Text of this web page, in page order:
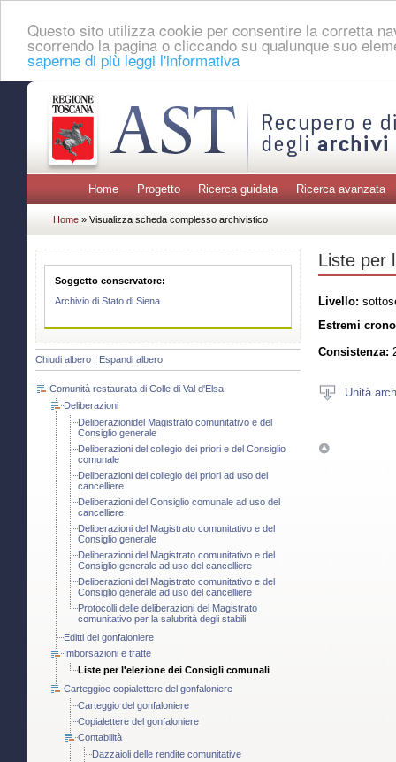
Questo sito utilizza cookie per consentire la corretta
scorrendo la pagina o cliccando su qualunque suo
saperne di più leggi l'informativa
Home Progetto Ricerca guidata Ricerca avanzata
Home » Visualizza scheda complesso archivistico
Soggetto conservatore:
Archivio di Stato di Siena
Chiudi albero Espandi albero
Comunità restaurata di Colle di Val d'Elsa
Deliberazioni
Deliberazionidel Magistrato comunitativo e del
Consiglio generale
Deliberazioni del collegio dei priori e del Consiglio
comunale
Deliberazioni del collegio dei priori ad uso del
cancelliere
Deliberazioni del Consiglio comunale ad uso del
cancelliere
Deliberazioni del Magistrato comunitativo e del
Consiglio generale
Deliberazioni del Magistrato comunitativo e del
Consiglio generale ad uso del cancelliere
Deliberazioni del Magistrato comunitativo e del
Consiglio generale ad uso del cancelliere
Protocolli delle deliberazioni del Magistrato
comunitativo per la salubrità degli stabili
Editti del gonfaloniere
Imborsazioni e tratte
Liste per l'elezione dei Consigli comunali
Carteggioe copialettere del gonfaloniere
Carteggio del gonfaloniere
Copialettere del gonfaloniere
Contabilità
Dazzaioli delle rendite comunitative
Liste per
Livello:
Estremi
Consistenza:
Unità